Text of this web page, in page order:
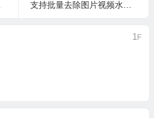
支持批量去除图片视频水印并保留原画质 Gilisoft Watermark Remover v8.9.0 中文版
1 F